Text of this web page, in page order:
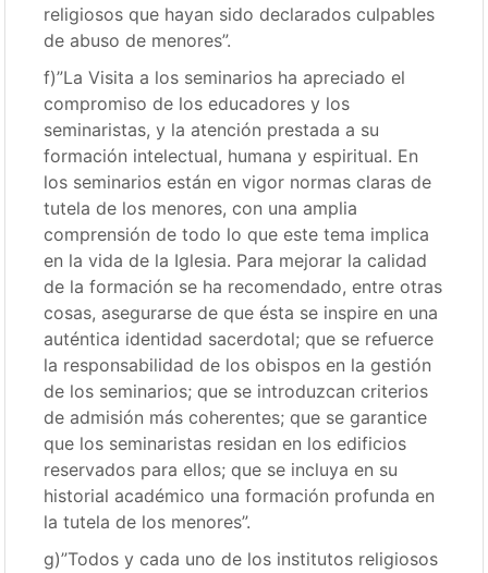
religiosos que hayan sido declarados culpables
de abuso de menores”.
f)”La Visita a los seminarios ha apreciado el
compromiso de los educadores y los
seminaristas, y la atención prestada a su
formación intelectual, humana y espiritual. En
los seminarios están en vigor normas claras de
tutela de los menores, con una amplia
comprensión de todo lo que este tema implica
en la vida de la Iglesia. Para mejorar la calidad
de la formación se ha recomendado, entre otras
cosas, asegurarse de que ésta se inspire en una
auténtica identidad sacerdotal; que se refuerce
la responsabilidad de los obispos en la gestión
de los seminarios; que se introduzcan criterios
de admisión más coherentes; que se garantice
que los seminaristas residan en los edificios
reservados para ellos; que se incluya en su
historial académico una formación profunda en
la tutela de los menores”.
g)”Todos y cada uno de los institutos religiosos